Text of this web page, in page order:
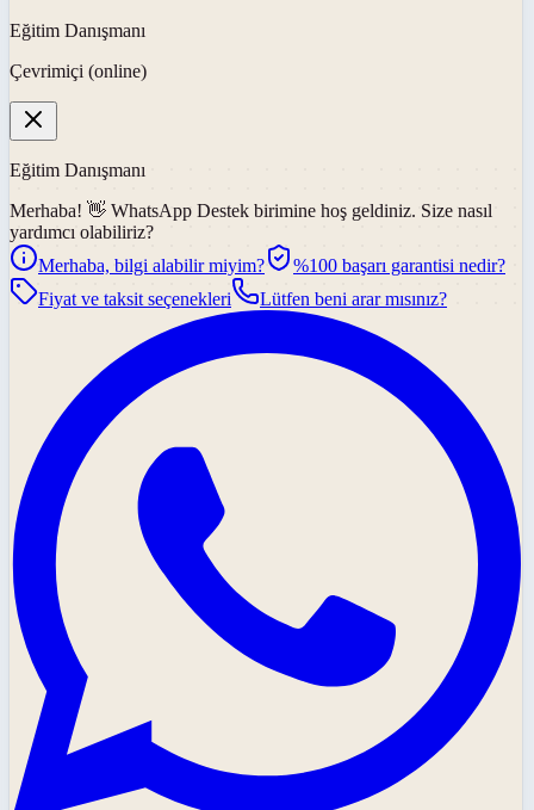
Eğitim Danışmanı
Çevrimiçi (online)
Eğitim Danışmanı
Merhaba! 👋 WhatsApp Destek birimine hoş geldiniz. Size nasıl
yardımcı olabiliriz?
Merhaba, bilgi alabilir miyim?
%100 başarı garantisi nedir?
Fiyat ve taksit seçenekleri
Lütfen beni arar mısınız?